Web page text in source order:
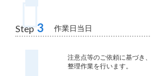
Step 3 作業日当日
注意点等のご依頼に基づき、
整理作業を行います。